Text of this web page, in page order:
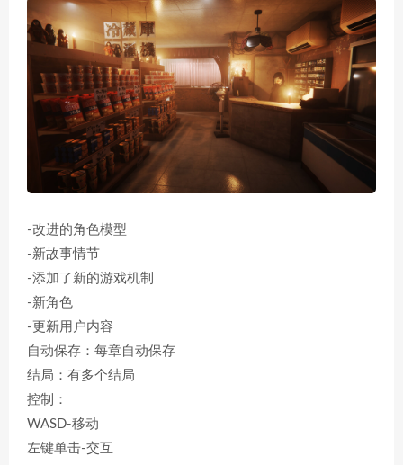
-改进的角色模型
-新故事情节
-添加了新的游戏机制
-新角色
-更新用户内容
自动保存：每章自动保存
结局：有多个结局
控制：
WASD-移动
左键单击-交互